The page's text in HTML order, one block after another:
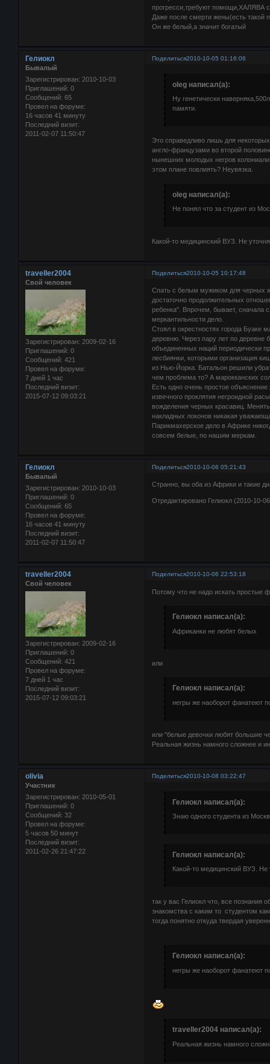
прогресси,требуют помощи,ХАЛЯВА
Даже после смерти жены(есть такой
Он же белый,а значит богатый
Поделиться2010-10-05 01:16:06
Гелиокл
Бывалый
Зарегистрирован: 2010-10-03
Приглашений: 0
Сообщений: 65
Провел на форуме:
16 часов 41 минуту
Последний визит:
2011-02-07 11:50:47
oleg написал(а):
Ну генетически
памяти.
Это справедливо лишь для
англо-французами во второй
нынешних молодых негров
этом плане повлиять? Неувязка.
oleg написал(а):
Не понял что за студент из
Какой-то медицинский ВУЗ. Не
Поделиться2010-10-05 10:17:48
traveller2004
Свой человек
Зарегистрирован: 2009-02-16
Приглашений: 0
Сообщений: 421
Провел на форуме:
7 дней 1 час
Последний визит:
2015-07-12 09:03:21
Спать с белым мужиком для черных
достаточно продолжительных
ребенка". Впрочем, бывает, сначала
меркантильности дело.
Стоял в окрестностях города Буаке
деревню. Через пару лет по
объединенных наций периодически
лесбиянки, которыми организация
из Нью-Йорка. Батальон решили
чем проблема то? А марокканских
Есть одно очень простое
извечного проклятия негроидной
вожделения черных красавиц.
накладных локонов никакая
Парикмахерское дело в Африке
совсем белые, по нашим меркам.
Поделиться2010-10-06 05:21:43
Гелиокл
Бывалый
Зарегистрирован: 2010-10-03
Приглашений: 0
Сообщений: 65
Провел на форуме:
16 часов 41 минуту
Последний визит:
2011-02-07 11:50:47
Странно, вы оба из Африки и такие
Отредактировано Гелиокл (2010-10-
Поделиться2010-10-06 22:53:18
traveller2004
Свой человек
Зарегистрирован: 2009-02-16
Приглашений: 0
Сообщений: 421
Провел на форуме:
7 дней 1 час
Последний визит:
2015-07-12 09:03:21
Потому что не надо искать простые
Гелиокл написал(а):
Африканки не любят белых
или
Гелиокл написал(а):
негры же наоборот фанатеют
или "белые девочки любят большие
Реальная жизнь намного сложнее и
Поделиться2010-10-08 03:22:47
olivia
Участник
Зарегистрирован: 2010-05-01
Приглашений: 0
Сообщений: 32
Провел на форуме:
5 часов 50 минут
Последний визит:
2011-02-26 21:47:22
Гелиокл написал(а):
Знаю одного студента из
Гелиокл написал(а):
Какой-то медицинский ВУЗ. Не
так у вас Гелиокл что, все познания
знакомства с каким то студентом
тогда понятно откуда твердая
Гелиокл написал(а):
негры же наоборот фанатеют
traveller2004 написал(а):
Реальная жизнь намного